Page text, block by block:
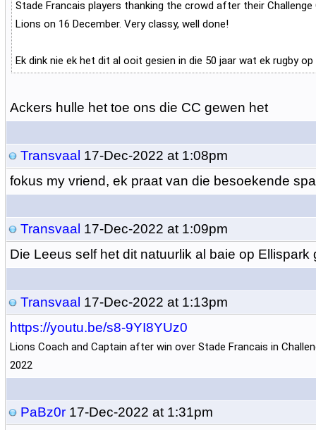
Stade Francais players thanking the crowd after their
Lions on 16 December. Very classy, well done!
Ek dink nie ek het dit al ooit gesien in die 50 jaar wat ek rugby op
Ackers hulle het toe ons die CC gewen het
Transvaal 17-Dec-2022 at 1:08pm
fokus my vriend, ek praat van die besoekende
Transvaal 17-Dec-2022 at 1:09pm
Die Leeus self het dit natuurlik al baie op Ellispark
Transvaal 17-Dec-2022 at 1:13pm
https://youtu.be/s8-9YI8YUz0
Lions Coach and Captain after win over Stade Francais in
2022
PaBz0r17-Dec-2022 at 1:31pm